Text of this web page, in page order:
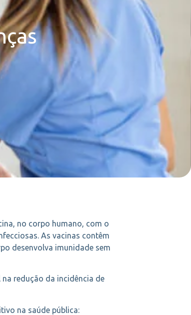
no corpo humano, com o
As vacinas contêm
desenvolva imunidade sem
redução da incidência de
na saúde pública: